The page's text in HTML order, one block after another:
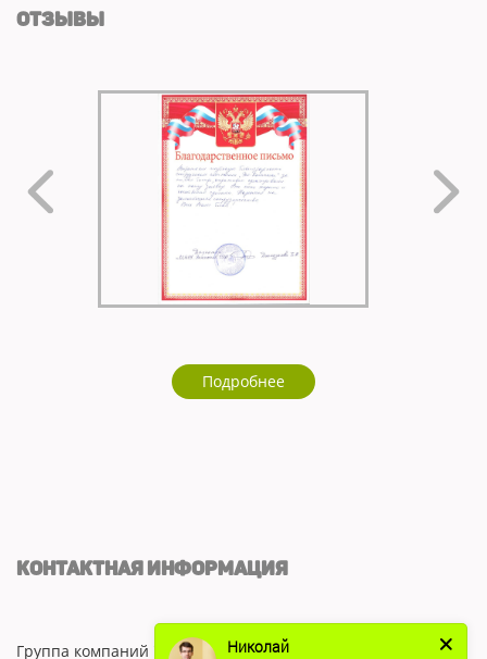
ОТЗЫВЫ
Подробнее
КОНТАКТНАЯ ИНФОРМАЦИЯ
Группа компаний "ЭКО-КОМПЛЕКС"
Николай